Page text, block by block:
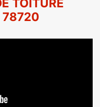
TOITURE
78720